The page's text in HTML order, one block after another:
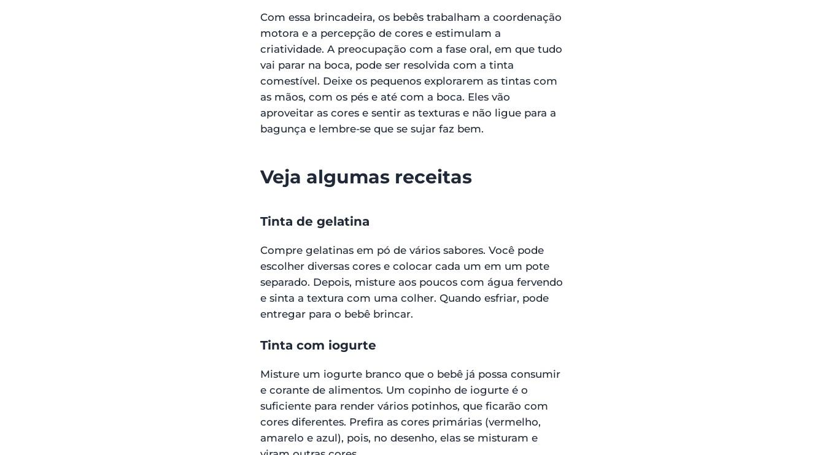
Com essa brincadeira, os bebês trabalham a coordenação
motora e a percepção de cores e estimulam a
criatividade. A preocupação com a fase oral, em que tudo
vai parar na boca, pode ser resolvida com a tinta
comestível. Deixe os pequenos explorarem as tintas com
as mãos, com os pés e até com a boca. Eles vão
aproveitar as cores e sentir as texturas e não ligue para a
bagunça e lembre-se que se sujar faz bem.
Veja algumas receitas
Tinta de gelatina
Compre gelatinas em pó de vários sabores. Você pode
escolher diversas cores e colocar cada um em um pote
separado. Depois, misture aos poucos com água fervendo
e sinta a textura com uma colher. Quando esfriar, pode
entregar para o bebê brincar.
Tinta com iogurte
Misture um iogurte branco que o bebê já possa consumir
e corante de alimentos. Um copinho de iogurte é o
suficiente para render vários potinhos, que ficarão com
cores diferentes. Prefira as cores primárias (vermelho,
amarelo e azul), pois, no desenho, elas se misturam e